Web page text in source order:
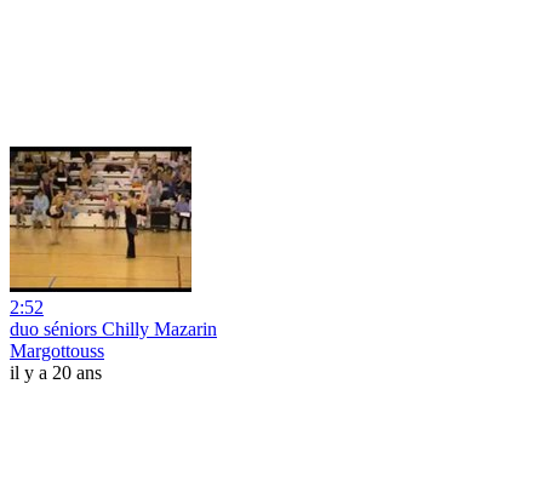
2:52
duo séniors Chilly Mazarin
Margottouss
il y a 20 ans